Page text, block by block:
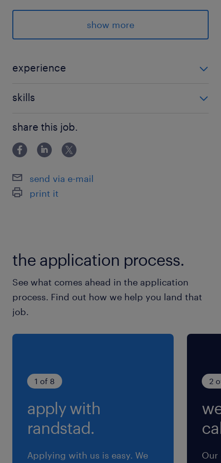
スポーツ用品の販売にとどまらず、全豪オープン
テニスへの協賛や、女子プロゴルフのトーナメン
トの開催なども行っております。
最寄駅
銀座線／上野広小路駅（徒歩4分）
休日休暇
土日祝日
就業時間
月15~20時間程度
交通費
交通費あり
show more
experience
応いただける方 ・英語ビジネスレベル
skills
share this job.
send via e-mail
print it
the application process.
See what comes ahead in the application
process. Find out how we help you land that
job.
1 of 8
apply with
randstad.
Applying with us is easy. We
2
Our